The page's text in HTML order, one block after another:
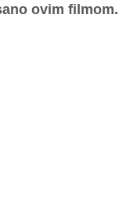
ovim filmom.